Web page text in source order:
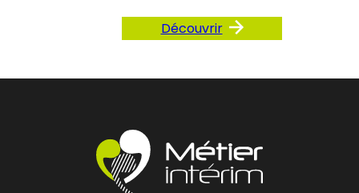
Découvrir